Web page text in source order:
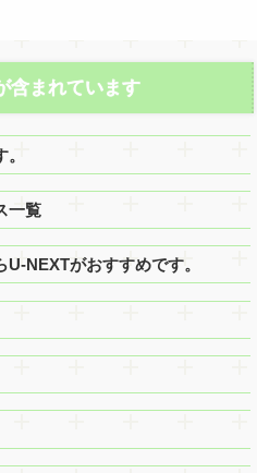
含まれています
一覧
NEXTがおすすめです。